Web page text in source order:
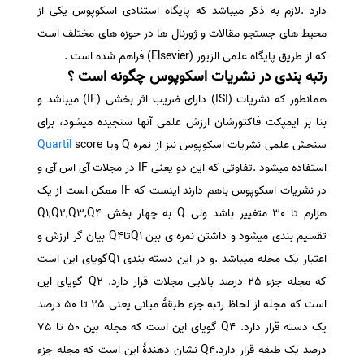
دارد .لازم به ذکر میباشد که پایگاه استنادی اسکوپوس یکی از
محیط های جستجو مقالات و ژورنال ها در حوزه های مختلف است
که از طریق پایگاه علمی الزیور (Elsevier) فراهم شده است .
رتبه بندی در نشریات اسکوپوس چگونه است ؟
همانطور که نشریات (ISI) دارای ضریب اثر بخشی (IF) میباشد و
بنا بر ایمپکت فاکتورشان ارزش علمی آنها سنجیده میشود، برای
سنجش علمی نشریات اسکوپوس نیز از نمره Q ویا
Quartilscore
استفاده میشود .تفاوتی که این دو یعنی IF در مجلات آی اس آی و
در نشریات اسکوپوس باهم دارند اینست که IF ممکن است از یک
هزارم تا 30 متغییر باشد ولی Q به چهار بخش Q1,Q2,Q3,Q4
تقسیم بندی میشود و داشتن نمره ی بین Q1تاQ4 بیان گر ارزش و
اعتبار یک مجله میباشد .و در این دسته بندی Q1گویای این است
که مجله جزء 25 درصد بالایی مجلات قرار دارد. Q2 گویای این
است که مجله از لحاظ رتبه جزء طبقۀ میانی یعنی 25 تا 50 درصد
یک دسته قرار دارد. Q4 گویای این است که مجله بین 50 تا 75
درصد یک طبقه قرار دارد.Q4 نشان دهندۀ این است که مجله جزء